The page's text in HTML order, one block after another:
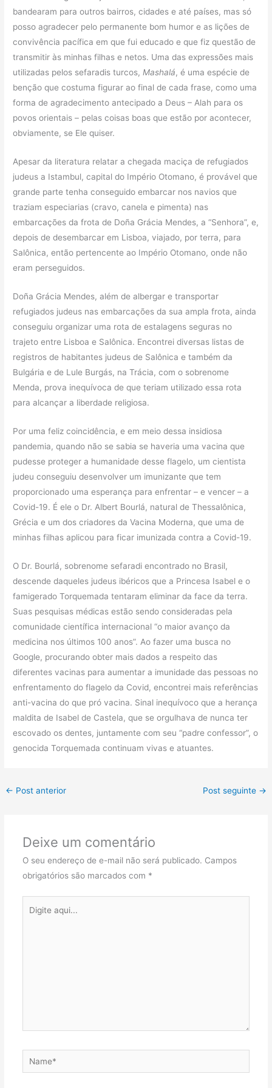
bandearam para outros bairros, cidades e até países, mas só
posso agradecer pelo permanente bom humor e as lições de
convivência pacífica em que fui educado e que fiz questão de
transmitir às minhas filhas e netos. Uma das expressões mais
utilizadas pelos sefaradis turcos, Mashalá, é uma espécie de
benção que costuma figurar ao final de cada frase, como uma
forma de agradecimento antecipado a Deus – Alah para os
povos orientais – pelas coisas boas que estão por acontecer,
obviamente, se Ele quiser.
Apesar da literatura relatar a chegada maciça de refugiados
judeus a Istambul, capital do Império Otomano, é provável que
grande parte tenha conseguido embarcar nos navios que
traziam especiarias (cravo, canela e pimenta) nas
embarcações da frota de Doña Grácia Mendes, a “Senhora”, e,
depois de desembarcar em Lisboa, viajado, por terra, para
Salônica, então pertencente ao Império Otomano, onde não
eram perseguidos.
Doña Grácia Mendes, além de albergar e transportar
refugiados judeus nas embarcações da sua ampla frota, ainda
conseguiu organizar uma rota de estalagens seguras no
trajeto entre Lisboa e Salônica. Encontrei diversas listas de
registros de habitantes judeus de Salônica e também da
Bulgária e de Lule Burgás, na Trácia, com o sobrenome
Menda, prova inequívoca de que teriam utilizado essa rota
para alcançar a liberdade religiosa.
Por uma feliz coincidência, e em meio dessa insidiosa
pandemia, quando não se sabia se haveria uma vacina que
pudesse proteger a humanidade desse flagelo, um cientista
judeu conseguiu desenvolver um imunizante que tem
proporcionado uma esperança para enfrentar – e vencer – a
Covid-19. É ele o Dr. Albert Bourlá, natural de Thessalônica,
Grécia e um dos criadores da Vacina Moderna, que uma de
minhas filhas aplicou para ficar imunizada contra a Covid-19.
O Dr. Bourlá, sobrenome sefaradi encontrado no Brasil,
descende daqueles judeus ibéricos que a Princesa Isabel e o
famigerado Torquemada tentaram eliminar da face da terra.
Suas pesquisas médicas estão sendo consideradas pela
comunidade científica internacional “o maior avanço da
medicina nos últimos 100 anos”. Ao fazer uma busca no
Google, procurando obter mais dados a respeito das
diferentes vacinas para aumentar a imunidade das pessoas no
enfrentamento do flagelo da Covid, encontrei mais referências
anti-vacina do que pró vacina. Sinal inequívoco que a herança
maldita de Isabel de Castela, que se orgulhava de nunca ter
escovado os dentes, juntamente com seu “padre confessor”, o
genocida Torquemada continuam vivas e atuantes.
← Post anterior Post seguinte →
Deixe um comentário
O seu endereço de e-mail não será publicado. Campos
obrigatórios são marcados com *
aqui...
Name*